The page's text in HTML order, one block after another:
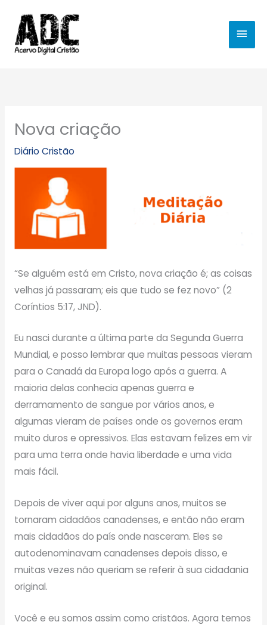
para
conteúdo
Nova criação
Diário Cristão
“Se alguém está em Cristo, nova criação é; as coisas
velhas já passaram; eis que tudo se fez novo” (2
Coríntios 5:17, JND).
Eu nasci durante a última parte da Segunda Guerra
Mundial, e posso lembrar que muitas pessoas vieram
para o Canadá da Europa logo após a guerra. A
maioria delas conhecia apenas guerra e
derramamento de sangue por vários anos, e
algumas vieram de países onde os governos eram
muito duros e opressivos. Elas estavam felizes em vir
para uma terra onde havia liberdade e uma vida
mais fácil.
Depois de viver aqui por alguns anos, muitos se
tornaram cidadãos canadenses, e então não eram
mais cidadãos do país onde nasceram. Eles se
autodenominavam canadenses depois disso, e
muitas vezes não queriam se referir à sua cidadania
original.
Você e eu somos assim como cristãos. Agora temos